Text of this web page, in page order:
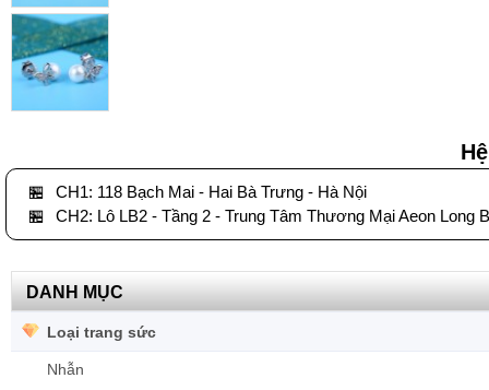
🏪
CH1: 118 Bạch Mai - Hai Bà Trưng - Hà Nội
🏪
CH2: Lô LB2 - Tầng 2 - Trung Tâm Thương Mại Aeon Long
DANH MỤC
Loại trang sức
Nhẫn